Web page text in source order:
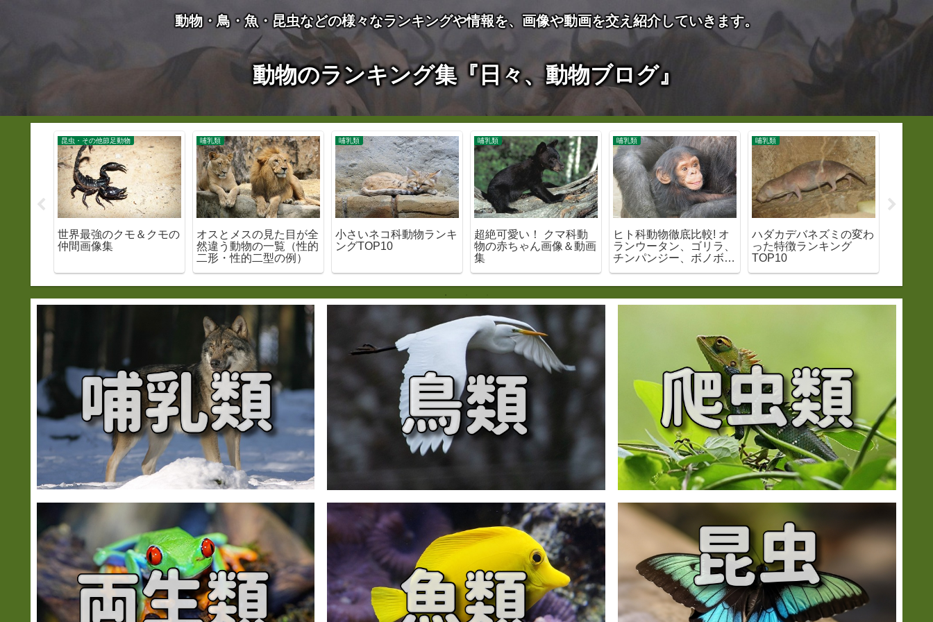
動物・鳥・魚・昆虫などの様々なランキングや情報を、画像や動画を交え紹介していきます。
動物のランキング集『日々、動物ブログ』
昆虫・その他節足動物
世界最強のクモ＆クモの
仲間画像集
哺乳類
オスとメスの見た目が全
然違う動物の一覧（性的
二形・性的二型の例）
哺乳類
小さいネコ科動物ランキ
ングTOP10
哺乳類
超絶可愛い！ クマ科動
物の赤ちゃん画像＆動画
集
哺乳類
ヒト科動物徹底比較! オ
ランウータン、ゴリラ、
チンパンジー、ボノボ、
哺乳類
ハダカデバネズミの変わ
った特徴ランキング
TOP10